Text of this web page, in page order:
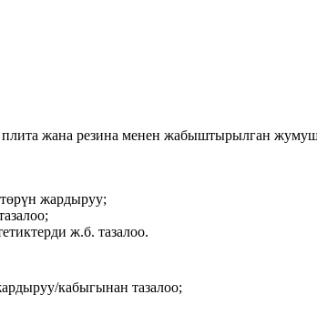
жана резина менен жабыштырылган
жардыруу;
ж.б. тазалоо.
кабыгынан тазалоо;